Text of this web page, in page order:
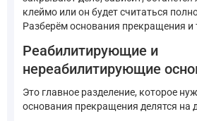
клеймо или он будет считаться
Разберём основания прекращения и
Реабилитирующие и
нереабилитирующие
Это главное разделение, которое
основания прекращения делятся на